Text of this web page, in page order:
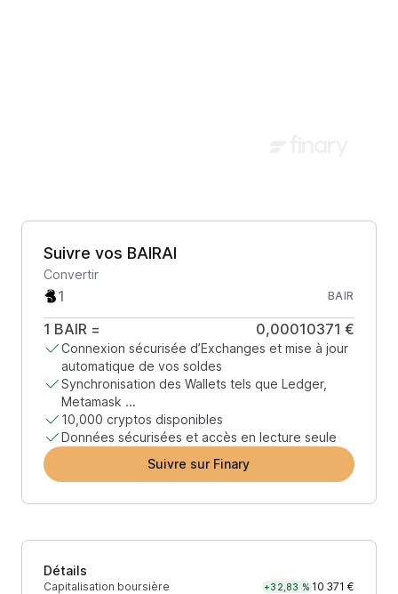
Suivre vos BAIRAI
Convertir
BAIR
1 BAIR = 0,00010371 €
Connexion sécurisée d’Exchanges et mise à jour
automatique de vos soldes
Synchronisation des Wallets tels que Ledger,
Metamask ...
10,000 cryptos disponibles
Données sécurisées et accès en lecture seule
Suivre sur Finary
Détails
Capitalisation boursière +32,83 % 10 371 €